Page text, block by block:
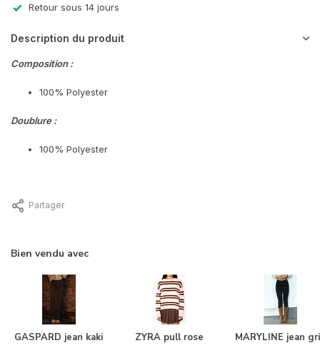
Retour sous 14 jours
Description du produit
Composition :
100% Polyester
Doublure :
100% Polyester
Partager
Bien vendu avec
GASPARD jean kaki ZYRA pull rose MARYLINE jean